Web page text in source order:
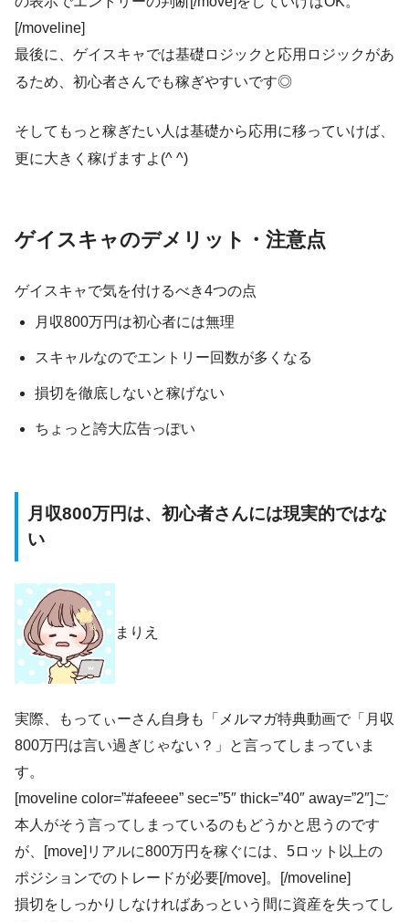
[/moveline]
最後に、ゲイスキャでは基礎ロジックと応用ロジックがあ
るため、初心者さんでも稼ぎやすいです◎
そしてもっと稼ぎたい人は基礎から応用に移っていけば、
更に大きく稼げますよ(^ ^)
ゲイスキャのデメリット・注意点
ゲイスキャで気を付けるべき4つの点
月収800万円は初心者には無理
スキャルなのでエントリー回数が多くなる
損切を徹底しないと稼げない
ちょっと誇大広告っぽい
月収800万円は、初心者さんには現実的ではな
い
まりえ
実際、もってぃーさん自身も「メルマガ特典動画で「月収
800万円は言い過ぎじゃない？」と言ってしまっていま
す。
[moveline color=”#afeeee” sec=”5″ thick=”40″ away=”2″]ご
本人がそう言ってしまっているのもどうかと思うのです
が、[move]リアルに800万円を稼ぐには、5ロット以上の
ポジションでのトレードが必要[/move]。[/moveline]
損切をしっかりしなければあっという間に資産を失ってし